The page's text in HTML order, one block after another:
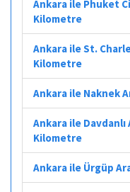
Ankara ile Phuket
Kilometre
Ankara ile St.
Kilometre
Ankara ile Naknek
Ankara ile Davdanlı
Kilometre
Ankara ile Ürgüp